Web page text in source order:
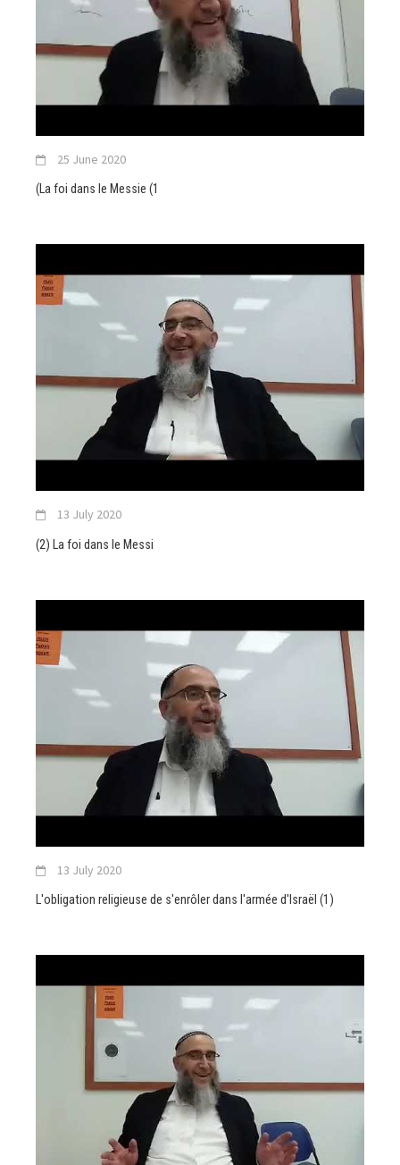
25 June 2020
(La foi dans le Messie (1
13 July 2020
(2) La foi dans le Messi
13 July 2020
L'obligation religieuse de s'enrôler dans l'armée d'Israël (1)